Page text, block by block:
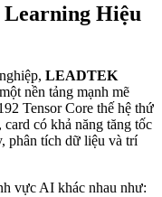
Hiệu
LEADTEK
nền tảng mạnh mẽ
Tensor Core thế hệ thứ
có khả năng tăng tốc
phân tích dữ liệu và trí
vực AI khác nhau như: